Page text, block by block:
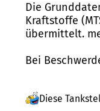
Die
Kraftstoffe
übermittelt.
Bei
Diese